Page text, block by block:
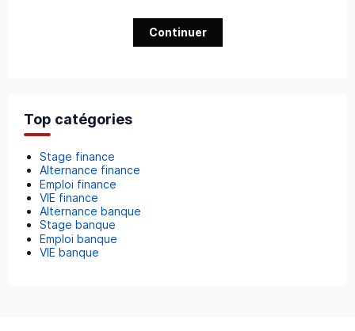
Continuer
Top catégories
Stage finance
Alternance finance
Emploi finance
VIE finance
Alternance banque
Stage banque
Emploi banque
VIE banque